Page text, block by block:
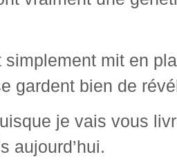
simplement mit en
gardent bien de
je vais vous
aujourd’hui.